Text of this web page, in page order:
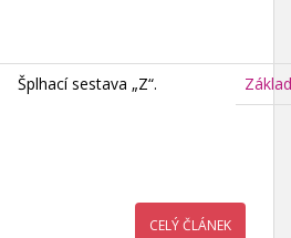
Šplhací sestava „Z“.
CELÝ ČLÁNEK